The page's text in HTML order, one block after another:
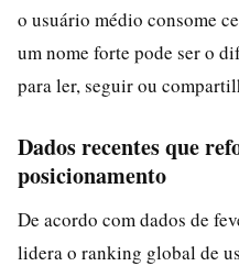
o usuário médio consome
um nome forte pode ser o
para ler, seguir ou
Dados recentes que
posicionamento
De acordo com dados de
lidera o ranking global de